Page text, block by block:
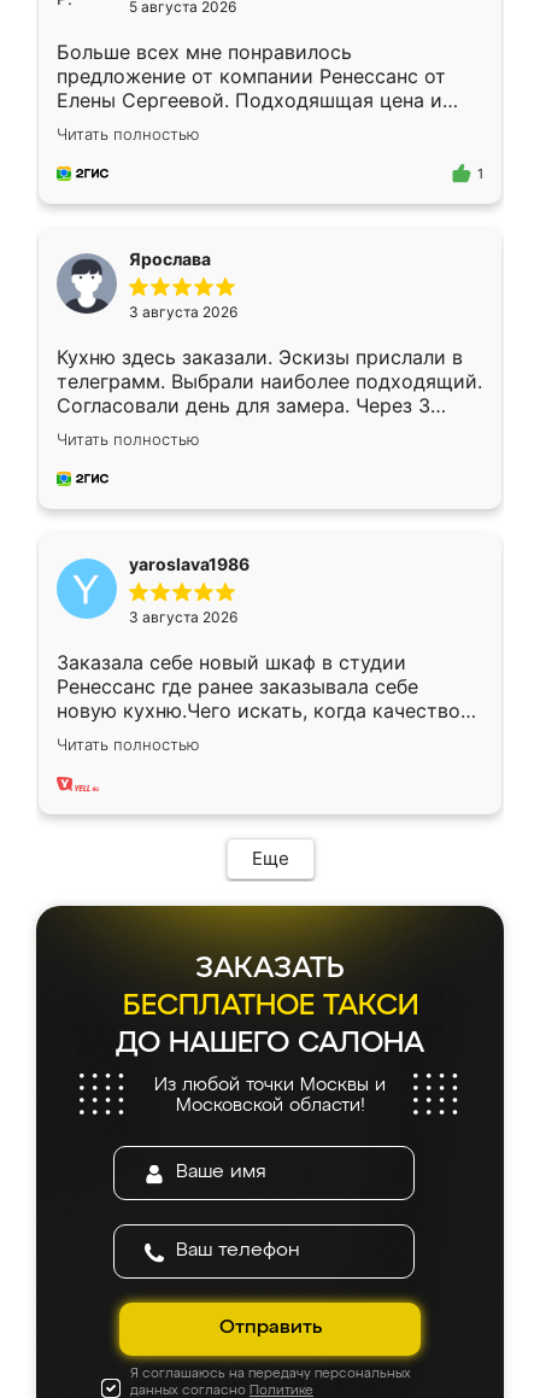
5 августа 2026
Больше всех мне понравилось
предложение от компании Ренессанс от
Елены Сергеевой. Подходяшщая цена и
короткие сроки изготовления. Приехавший
для замера сотрудник Владислав
предложил по моему эскизу самый
Читать полностью
1
Ярослава
3 августа 2026
Кухню здесь заказали. Эскизы прислали в
телеграмм. Выбрали наиболее подходящий.
Согласовали день для замера. Через 3
недели кухня была уже готова. Остались
довольны работой. Спасибо Ренессанс
мебель за качественную работу!
Читать полностью
yaroslava1986
3 августа 2026
Заказала себе новый шкаф в студии
Ренессанс где ранее заказывала себе
новую кухню.Чего искать, когда качеством
вполне довольна. Служит кухня уже почти
два года, нареканий нет.
Читать полностью
Еще
ЗАКАЗАТЬ
БЕСПЛАТНОЕ ТАКСИ
ДО НАШЕГО САЛОНА
Из любой точки Москвы и
Московской области!
Отправить
Я соглашаюсь на передачу персональных
данных согласно Политике